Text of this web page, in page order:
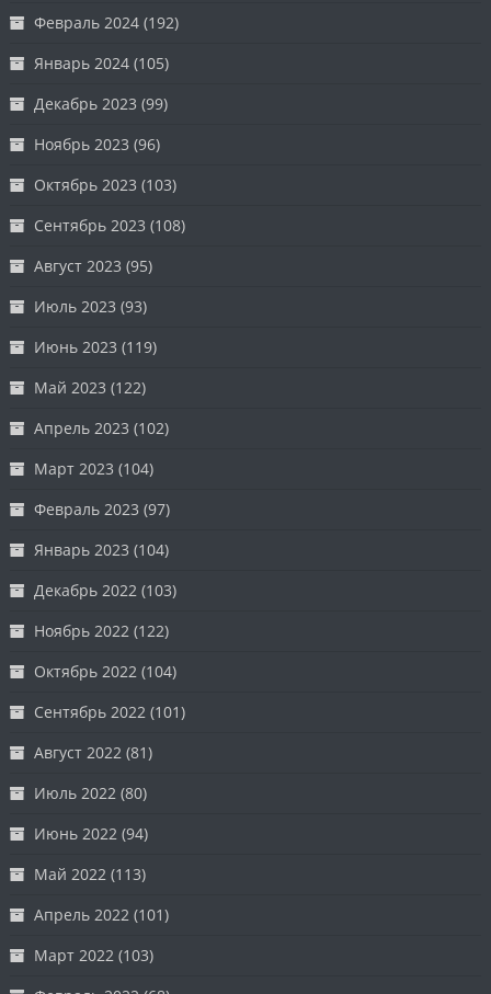
Февраль 2024 (192)
Январь 2024 (105)
Декабрь 2023 (99)
Ноябрь 2023 (96)
Октябрь 2023 (103)
Сентябрь 2023 (108)
Август 2023 (95)
Июль 2023 (93)
Июнь 2023 (119)
Май 2023 (122)
Апрель 2023 (102)
Март 2023 (104)
Февраль 2023 (97)
Январь 2023 (104)
Декабрь 2022 (103)
Ноябрь 2022 (122)
Октябрь 2022 (104)
Сентябрь 2022 (101)
Август 2022 (81)
Июль 2022 (80)
Июнь 2022 (94)
Май 2022 (113)
Апрель 2022 (101)
Март 2022 (103)